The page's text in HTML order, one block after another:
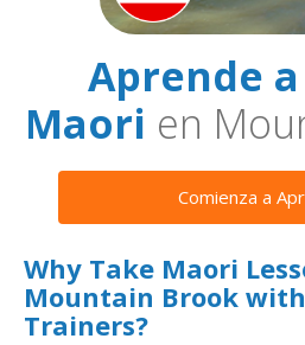
Aprende
Maori en
Comienza a
Why Take Maori
Mountain Brook
Trainers?